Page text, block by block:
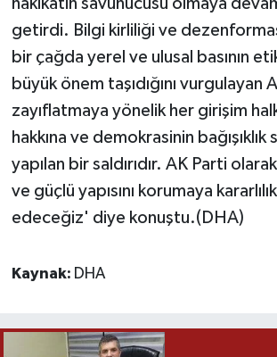
hakikatin savunucusu olmaya
getirdi. Bilgi kirliliği ve
bir çağda yerel ve ulusal basının
büyük önem taşıdığını vurgulayan
zayıflatmaya yönelik her girişim
hakkına ve demokrasinin bağışıklık
yapılan bir saldırıdır. AK Parti
ve güçlü yapısını korumaya
edeceğiz' diye konuştu.(DHA)
Kaynak: DHA